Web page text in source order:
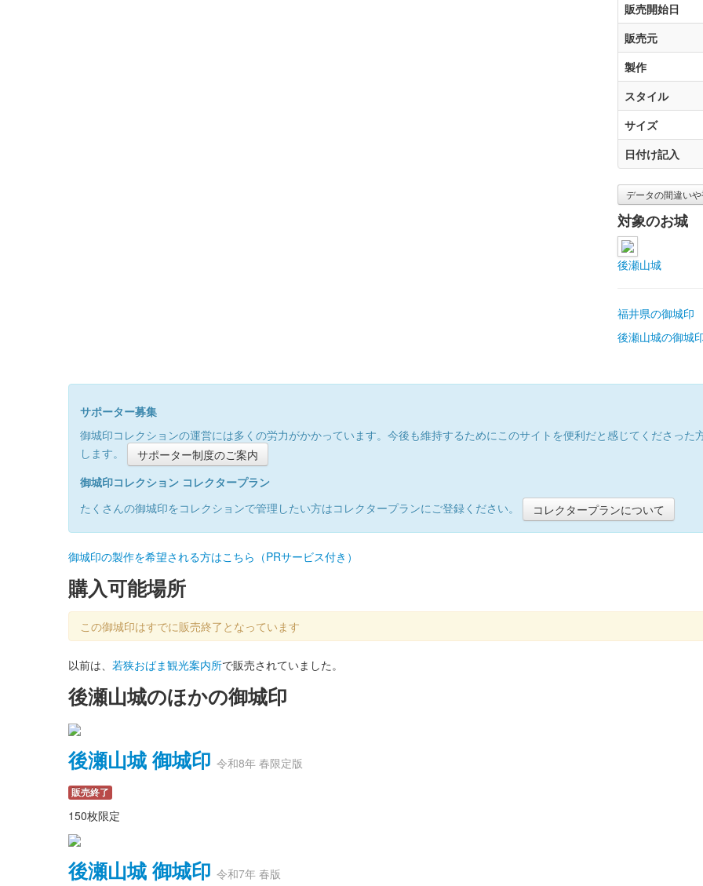
販売開始日
販売元
製作
スタイル
サイズ
日付け記入
データの間違い
対象のお城
後瀬山城
福井県の御城印
後瀬山城の御城
サポーター募集
御城印コレクションの運営には多くの労力がかかっています。今後も維持するためにこのサイトを便利だと感じてくださっ
します。
サポーター制度のご案内
御城印コレクション コレクタープラン
たくさんの御城印をコレクションで管理したい方はコレクタープランにご登録ください。
コレクタープランについて
御城印の製作を希望される方はこちら（PRサービス付き）
購入可能場所
この御城印はすでに販売終了となっています
以前は、 若狭おばま観光案内所で販売されていました。
後瀬山城のほかの御城印
後瀬山城 御城印 令和8年 春限定版
販売終了
150枚限定
後瀬山城 御城印 令和7年 春版